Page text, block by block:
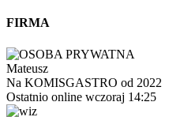
FIRMA
Mateusz
Na KOMISGASTRO od 2022
Ostatnio online wczoraj 14:25